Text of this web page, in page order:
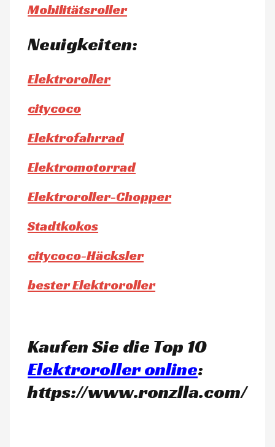
Mobilitätsroller
Neuigkeiten:
Elektroroller
citycoco
Elektrofahrrad
Elektromotorrad
Elektroroller-Chopper
Stadtkokos
citycoco-Häcksler
bester Elektroroller
Kaufen Sie die Top 10
Elektroroller online:
https://www.ronzlla.com/